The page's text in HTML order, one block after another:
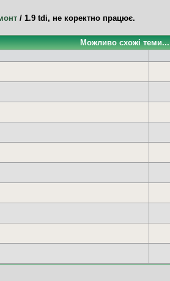
/ 1.9 tdi, не коректно працює.
Можливо схожі теми...